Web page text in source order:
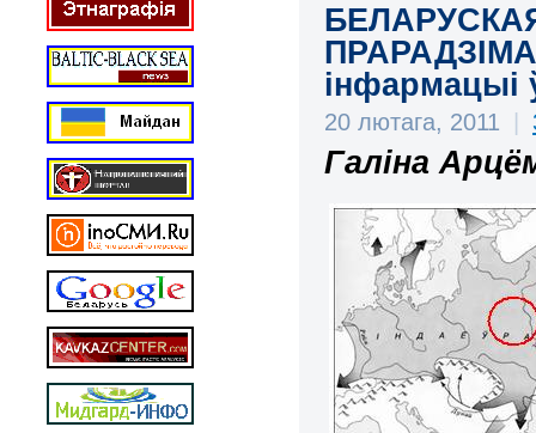
ПРАРАДЗІМА
інфармацыі
20 лютага, 2011
Галіна